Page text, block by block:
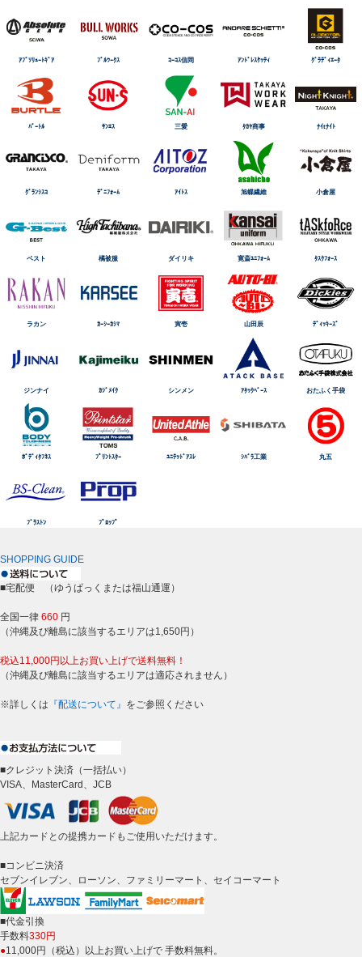
ｱﾌﾞｿﾘｭｰﾄｷﾞｱ ﾌﾞﾙﾜｰｸｽ ｺｰｺｽ信岡 ｱﾝﾄﾞﾚｽｹｯﾃｨ ｸﾞﾗﾃﾞｨｴｰﾀ
ﾊﾞｰﾄﾙ ｻﾝｴｽ 三愛 ﾀｶﾔ商事 ﾅｲtﾅｲﾄ
ｸﾞﾗﾝｼｽｺ ﾃﾞﾆﾌｫｰﾑ ｱｲﾄｽ 旭蝶繊維 小倉屋
ベスト 橘被服 ダイリキ 寛斎ﾕﾆﾌｫｰﾑ ﾀｽｸﾌｫｰｽ
ラカン ｶｰｼｰｶｼﾏ 寅壱 山田辰 ﾃﾞｨｯｷｰｽﾞ
ジンナイ ｶｼﾞﾒｲｸ シンメン ｱﾀｯｸﾍﾞｰｽ おたふく手袋
ﾎﾞﾃﾞｨﾀﾌﾈｽ ﾌﾟﾘﾝﾄｽﾀｰ ﾕﾆﾃｯﾄﾞｱｽﾚ ｼﾊﾞﾗ工業 丸五
ﾌﾞﾗｽﾄﾝ ﾌﾟﾛｯﾌﾟ
SHOPPING GUIDE
■宅配便 （ゆうぱっくまたは福山通運）
全国一律 660 円
（沖縄及び離島に該当するエリアは1,650円）
税込11,000円以上お買い上げで送料無料！
（沖縄及び離島に該当するエリアは適応されません）
※詳しくは 『配送について』 をご参照ください
■クレジット決済（一括払い）
VISA、MasterCard、JCB
上記カードとの提携カードもご使用いただけます。
■コンビニ決済
セブンイレブン、ローソン、ファミリーマート、セイコーマート
■代金引換
手数料330円
●11,000円（税込）以上お買い上げで 手数料無料。